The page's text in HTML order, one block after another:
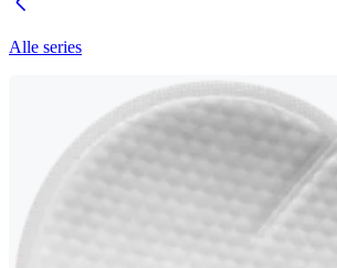
Alle series